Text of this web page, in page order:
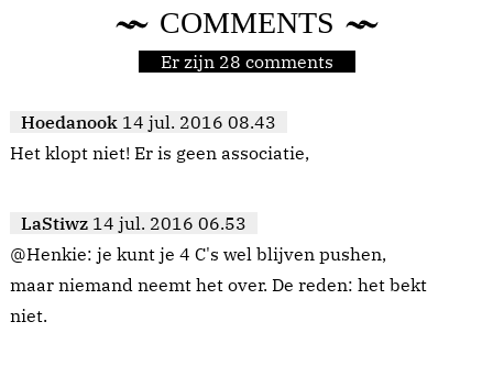
COMMENTS
Er zijn 28 comments
Hoedanook 14 jul. 2016 08.43
Het klopt niet! Er is geen associatie,
LaStiwz 14 jul. 2016 06.53
@Henkie: je kunt je 4 C's wel blijven pushen,
maar niemand neemt het over. De reden: het bekt
niet.